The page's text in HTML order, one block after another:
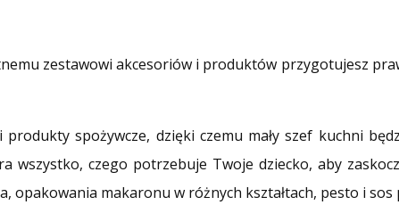
zestawowi akcesoriów i produktów przygotujesz
spożywcze, dzięki czemu mały szef kuchni
czego potrzebuje Twoje dziecko, aby
opakowania makaronu w różnych kształtach, pesto i